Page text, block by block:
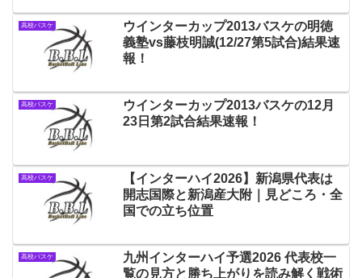
高校バスケ
ウインターカップ2013バスケの明徳
義塾vs藤枝明誠(12/27第5試合)結果速
報！
高校バスケ
ウインターカップ2013バスケの12月
23日第2試合結果速報！
高校バスケ
【インターハイ2026】新潟県代表は
開志国際と新潟産大附｜見どころ・全
国での立ち位置
高校バスケ
九州インターハイ予選2026 代表校一
覧の見方と勝ち上がりを読み解く戦術